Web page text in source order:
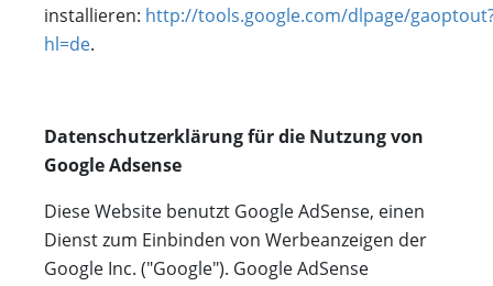
installieren: http://tools.google.com/dlpage/
hl=de.
Datenschutzerklärung für die Nutzung von
Google Adsense
Diese Website benutzt Google AdSense, einen
Dienst zum Einbinden von Werbeanzeigen der
Google Inc. ("Google"). Google AdSense